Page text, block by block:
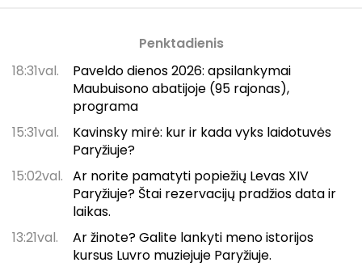
Penktadienis
18:31val.
Paveldo dienos 2026: apsilankymai
Maubuisono abatijoje (95 rajonas),
programa
15:31val.
Kavinsky mirė: kur ir kada vyks laidotuvės
Paryžiuje?
15:02val. Ar norite pamatyti popiežių Levas XIV
Paryžiuje? Štai rezervacijų pradžios data ir
laikas.
13:21val.
Ar žinote? Galite lankyti meno istorijos
kursus Luvro muziejuje Paryžiuje.